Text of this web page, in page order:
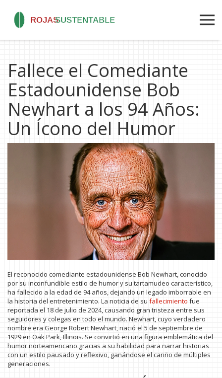
Fallece el Comediante
Estadounidense Bob
Newhart a los 94 Años:
Un Ícono del Humor
El reconocido comediante estadounidense Bob Newhart, conocido
por su inconfundible estilo de humor y su tartamudeo característico,
ha fallecido a la edad de 94 años, dejando un legado imborrable en
la historia del entretenimiento. La noticia de su fallecimiento fue
reportada el 18 de julio de 2024, causando gran tristeza entre sus
seguidores y colegas en todo el mundo. Newhart, cuyo verdadero
nombre era George Robert Newhart, nació el 5 de septiembre de
1929 en Oak Park, Illinois. Se convirtió en una figura emblemática del
humor norteamericano gracias a su habilidad para narrar historias
con un estilo pausado y reflexivo, ganándose el cariño de múltiples
generaciones.